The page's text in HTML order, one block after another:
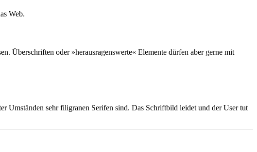
Web.
Überschriften oder »herausragenswerte« Elemente dürfen aber gerne mit
Umständen sehr filigranen Serifen sind. Das Schriftbild leidet und der User tut